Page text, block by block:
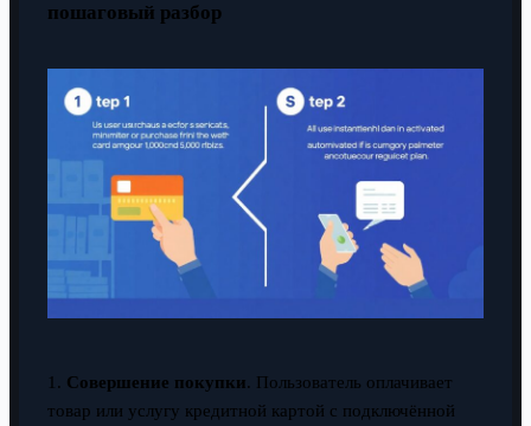
пошаговый разбор
1. Совершение покупки. Пользователь оплачивает
товар или услугу кредитной картой с подключённой